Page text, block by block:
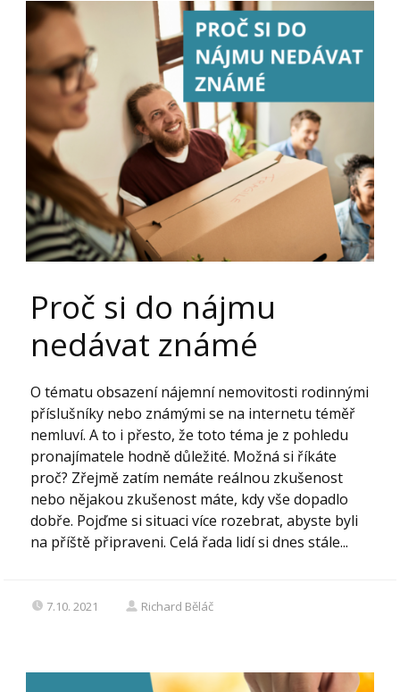
Proč si do nájmu
nedávat známé
O tématu obsazení nájemní nemovitosti rodinnými
příslušníky nebo známými se na internetu téměř
nemluví. A to i přesto, že toto téma je z pohledu
pronajímatele hodně důležité. Možná si říkáte
proč? Zřejmě zatím nemáte reálnou zkušenost
nebo nějakou zkušenost máte, kdy vše dopadlo
dobře. Pojďme si situaci více rozebrat, abyste byli
na příště připraveni. Celá řada lidí si dnes stále...
7.10. 2021 Richard Běláč